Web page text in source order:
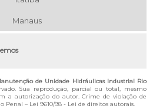
Manaus
de Unidade Hidráulicas Industrial Rio
Sua reprodução, parcial ou total, mesmo
a autorização do autor. Crime de violação de
Penal – Lei 9610/98 - Lei de direitos autorais.